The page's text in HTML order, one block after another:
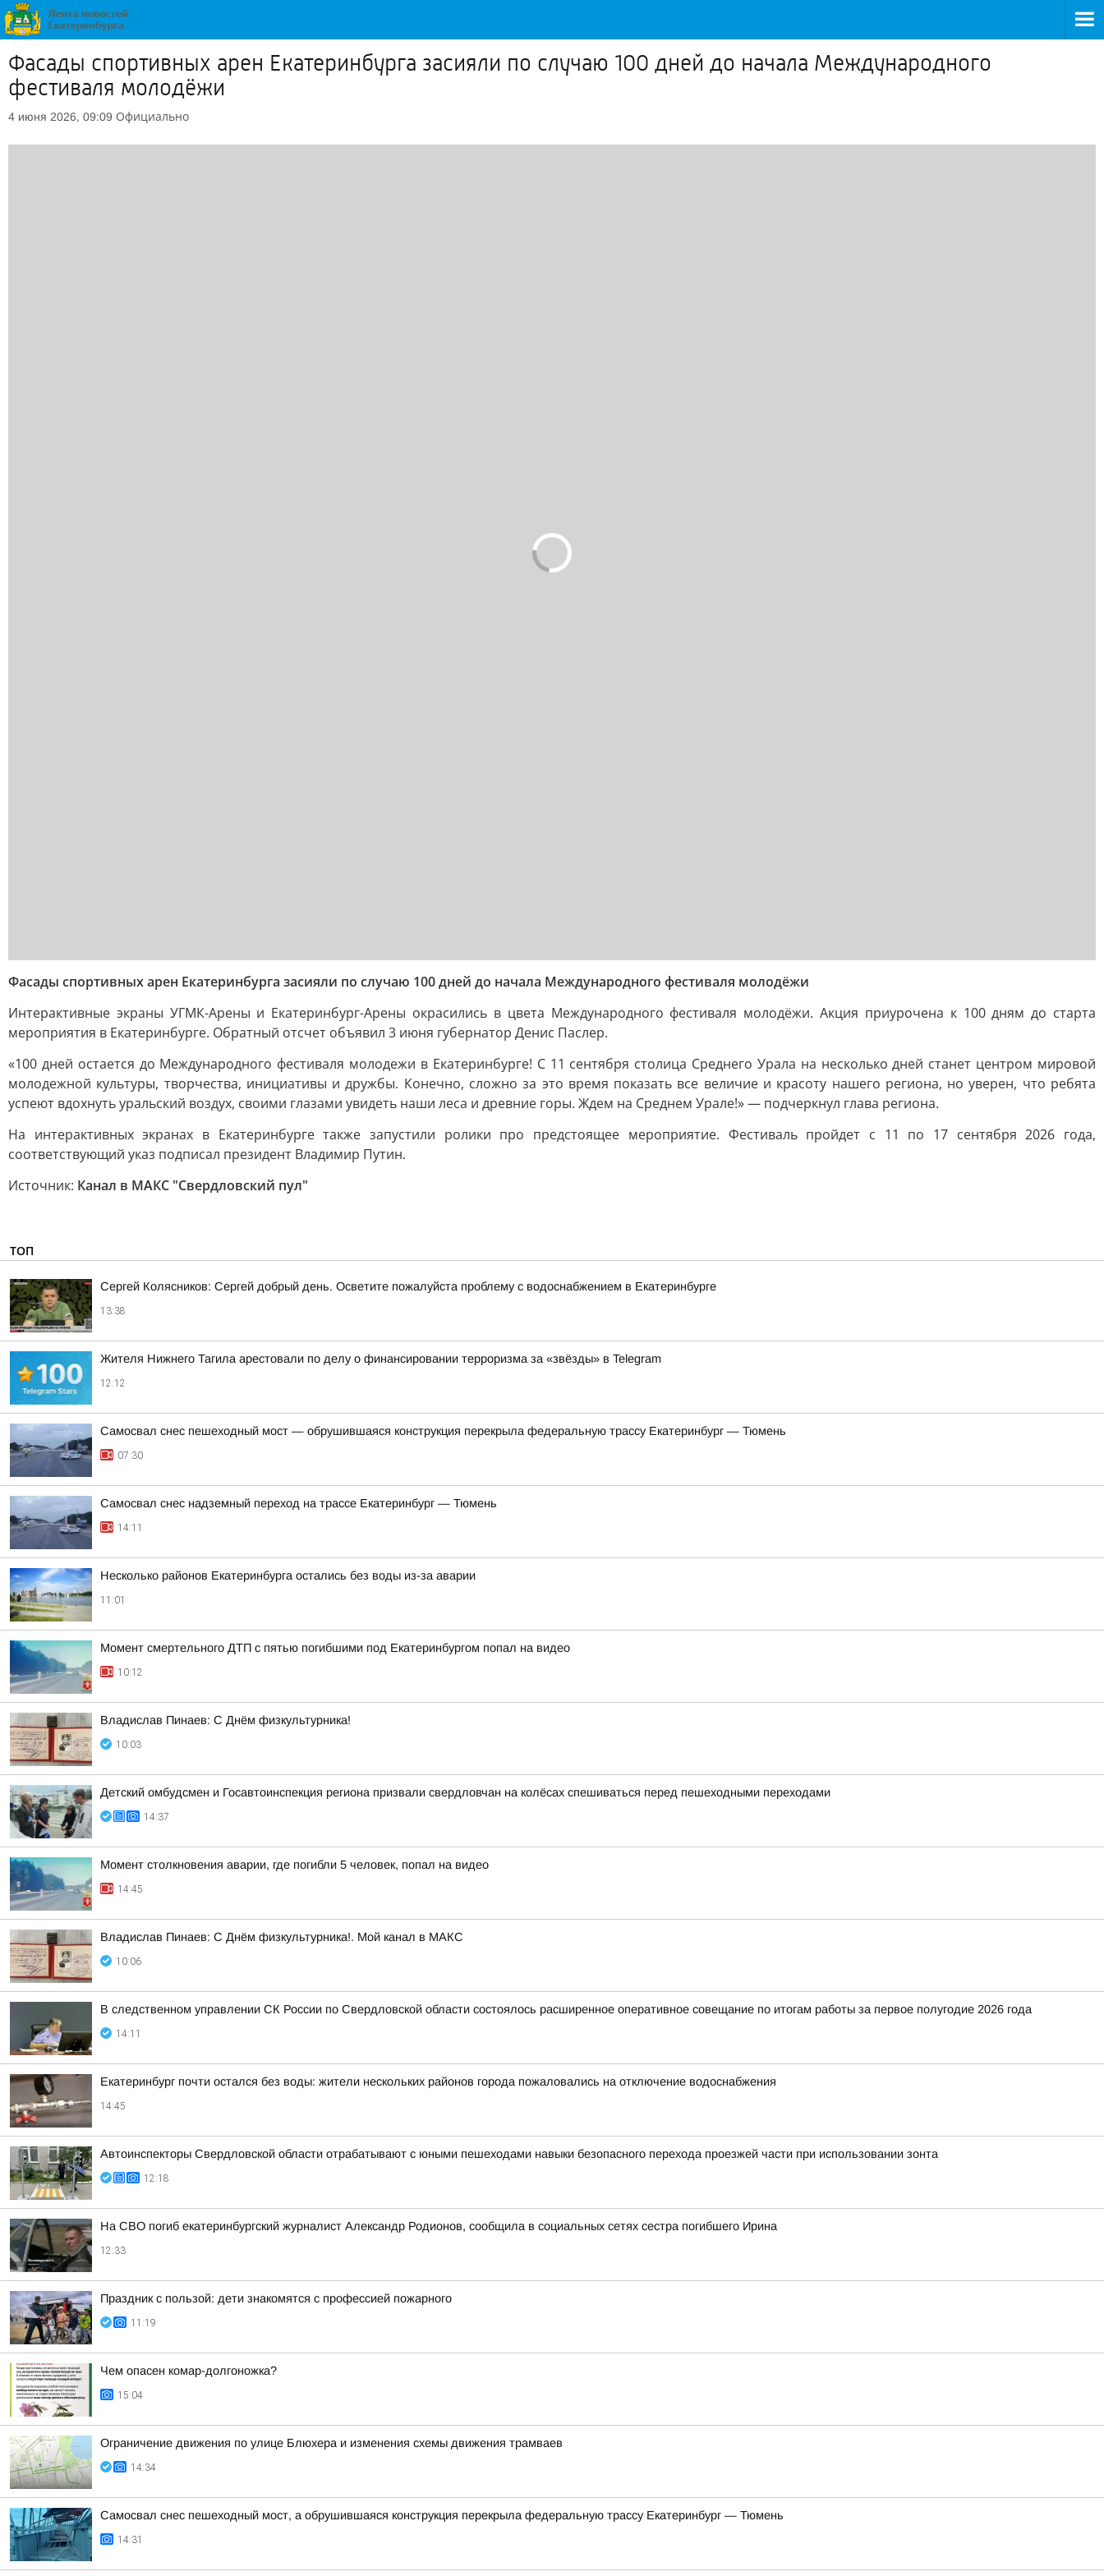
Фасады спортивных арен Екатеринбурга засияли по случаю 100 дней до начала Международного
фестиваля молодёжи
4 июня 2026, 09:09 Официально
Фасады спортивных арен Екатеринбурга засияли по случаю 100 дней до начала Международного фестиваля молодёжи
Интерактивные экраны УГМК-Арены и Екатеринбург-Арены окрасились в цвета Международного фестиваля молодёжи. Акция приурочена к 100 дням до старта
мероприятия в Екатеринбурге. Обратный отсчет объявил 3 июня губернатор Денис Паслер.
«100 дней остается до Международного фестиваля молодежи в Екатеринбурге! С 11 сентября столица Среднего Урала на несколько дней станет центром мировой
молодежной культуры, творчества, инициативы и дружбы. Конечно, сложно за это время показать все величие и красоту нашего региона, но уверен, что ребята
успеют вдохнуть уральский воздух, своими глазами увидеть наши леса и древние горы. Ждем на Среднем Урале!» — подчеркнул глава региона.
На интерактивных экранах в Екатеринбурге также запустили ролики про предстоящее мероприятие. Фестиваль пройдет с 11 по 17 сентября 2026 года,
соответствующий указ подписал президент Владимир Путин.
Источник: Канал в МАКС "Свердловский пул"
ТОП
Сергей Колясников: Сергей добрый день. Осветите пожалуйста проблему с водоснабжением в Екатеринбурге
13:38
Жителя Нижнего Тагила арестовали по делу о финансировании терроризма за «звёзды» в Telegram
12:12
Самосвал снес пешеходный мост — обрушившаяся конструкция перекрыла федеральную трассу Екатеринбург — Тюмень
07:30
Самосвал снес надземный переход на трассе Екатеринбург — Тюмень
14:11
Несколько районов Екатеринбурга остались без воды из-за аварии
11:01
Момент смертельного ДТП с пятью погибшими под Екатеринбургом попал на видео
10:12
Владислав Пинаев: С Днём физкультурника!
10:03
Детский омбудсмен и Госавтоинспекция региона призвали свердловчан на колёсах спешиваться перед пешеходными переходами
14:37
Момент столкновения аварии, где погибли 5 человек, попал на видео
14:45
Владислав Пинаев: С Днём физкультурника!. Мой канал в МАКС
10:06
В следственном управлении СК России по Свердловской области состоялось расширенное оперативное совещание по итогам работы за первое полугодие 2026 года
14:11
Екатеринбург почти остался без воды: жители нескольких районов города пожаловались на отключение водоснабжения
14:45
Автоинспекторы Свердловской области отрабатывают с юными пешеходами навыки безопасного перехода проезжей части при использовании зонта
12:18
На СВО погиб екатеринбургский журналист Александр Родионов, сообщила в социальных сетях сестра погибшего Ирина
12:33
Праздник с пользой: дети знакомятся с профессией пожарного
11:19
Чем опасен комар-долгоножка?
15:04
Ограничение движения по улице Блюхера и изменения схемы движения трамваев
14:34
Самосвал снес пешеходный мост, а обрушившаяся конструкция перекрыла федеральную трассу Екатеринбург — Тюмень
14:31